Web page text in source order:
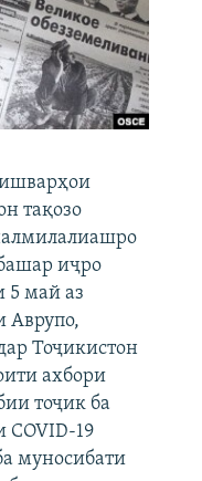
тақозо
иҷро
5 май аз
Аврупо,
Тоҷикистон
ахбори
тоҷик ба
19
муносибати